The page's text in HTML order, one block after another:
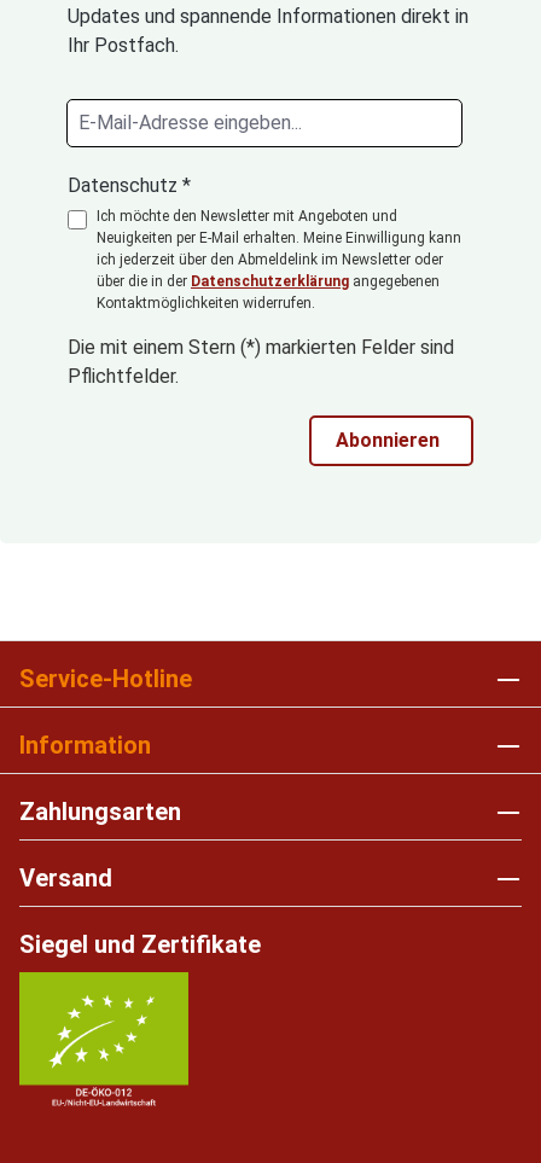
Updates und spannende Informationen direkt in
Ihr Postfach.
Datenschutz *
Ich möchte den Newsletter mit Angeboten und
Neuigkeiten per E-Mail erhalten. Meine Einwilligung kann
ich jederzeit über den Abmeldelink im Newsletter oder
über die in der Datenschutzerklärung angegebenen
Kontaktmöglichkeiten widerrufen.
Die mit einem Stern (*) markierten Felder sind
Pflichtfelder.
Abonnieren
Service-Hotline
Information
Zahlungsarten
Versand
Siegel und Zertifikate